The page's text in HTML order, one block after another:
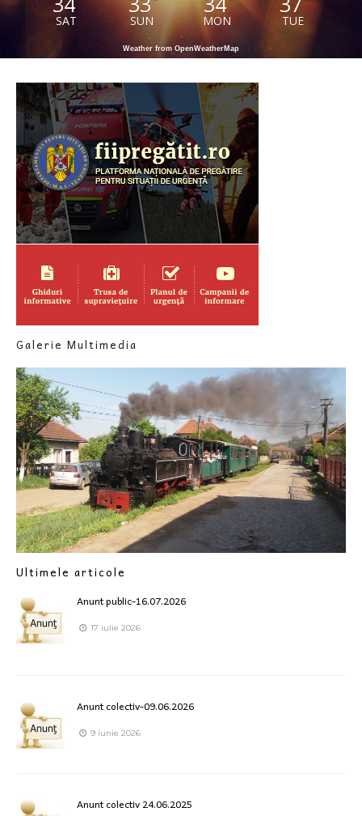
SAT SUN MON TUE
Weather from OpenWeatherMap
Galerie Multimedia
Ultimele articole
Anunt public-16.07.2026
17 iulie 2026
Anunt colectiv-09.06.2026
9 iunie 2026
Anunt colectiv 24.06.2025